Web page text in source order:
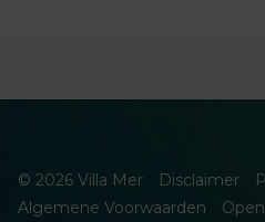
© 2026 Villa Mer Disclaimer
Algemene Voorwaarden